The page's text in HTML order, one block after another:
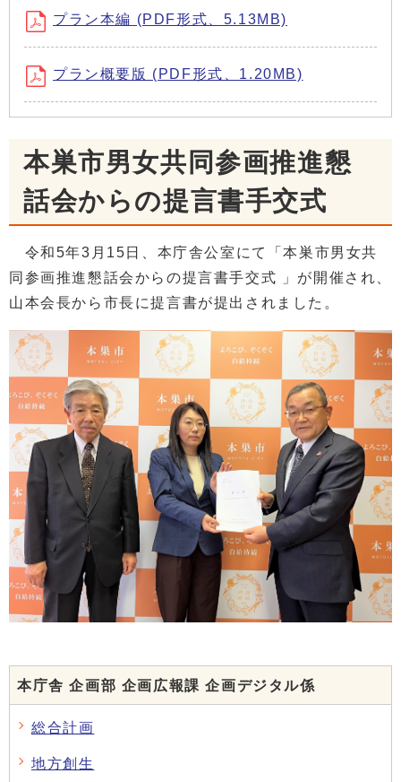
プラン本編 (PDF形式、5.13MB)
プラン概要版 (PDF形式、1.20MB)
本巣市男女共同参画推進懇
話会からの提言書手交式
令和5年3月15日、本庁舎公室にて「本巣市男女共
同参画推進懇話会からの提言書手交式 」が開催され、
山本会長から市長に提言書が提出されました。
本庁舎 企画部 企画広報課 企画デジタル係
総合計画
地方創生